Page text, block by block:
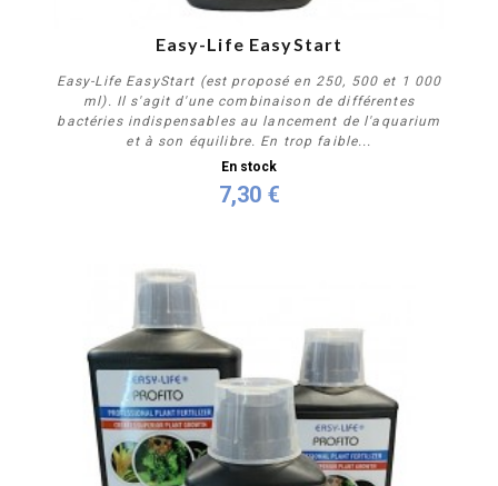
Easy-Life EasyStart
Easy-Life EasyStart (est proposé en 250, 500 et 1 000
ml). Il s'agit d'une combinaison de différentes
bactéries indispensables au lancement de l'aquarium
et à son équilibre. En trop faible...
En stock
7,30 €